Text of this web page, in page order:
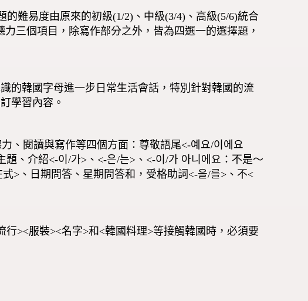
難易度由原來的初級(1/2)、中級(3/4)、高級(5/6)統合
三個項目，除寫作部分之外，皆為四選一的選擇題，
的韓國字母進一步日常生活會話，特別針對韓國的流
學習內容。
、閱讀與寫作等四個方面：尊敬語尾<-예요/이에요
、介紹<-이/가>、<-은/는>、<-이/가 아니에요：不是～
>、日期問答、星期問答和，受格助詞<-을/를>、不<
><服裝><名字>和<韓國料理>等接觸韓國時，必須要